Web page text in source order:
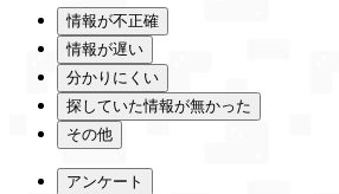
情報が不正確
情報が遅い
分かりにくい
探していた情報が無かった
その他
アンケート